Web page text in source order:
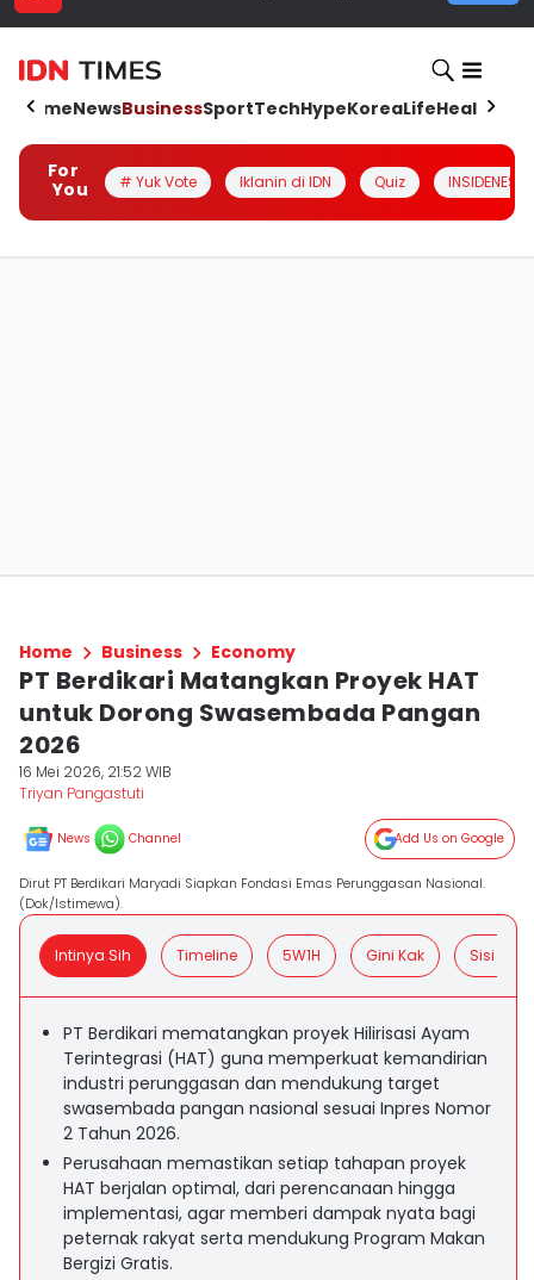
HomeNewsBusinessSportTechHypeKoreaLifeHealth
For
You
# Yuk Vote Iklanin di IDN Quiz INSIDENESIA
Home Business Economy
PT Berdikari Matangkan Proyek HAT
untuk Dorong Swasembada Pangan
2026
16 Mei 2026, 21:52 WIB
Triyan Pangastuti
News Channel Add Us on Google
Dirut PT Berdikari Maryadi Siapkan Fondasi Emas Perunggasan Nasional.
(Dok/Istimewa).
Intinya Sih Timeline 5W1H Gini Kak Sisi
PT Berdikari mematangkan proyek Hilirisasi Ayam
Terintegrasi (HAT) guna memperkuat kemandirian
industri perunggasan dan mendukung target
swasembada pangan nasional sesuai Inpres Nomor
2 Tahun 2026.
Perusahaan memastikan setiap tahapan proyek
HAT berjalan optimal, dari perencanaan hingga
implementasi, agar memberi dampak nyata bagi
peternak rakyat serta mendukung Program Makan
Bergizi Gratis.